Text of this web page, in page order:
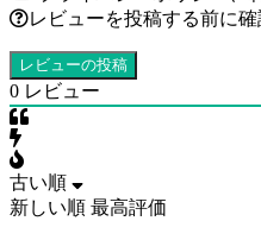
レビューを投稿する前に
0 レビュー
古い順
新しい順 最高評価